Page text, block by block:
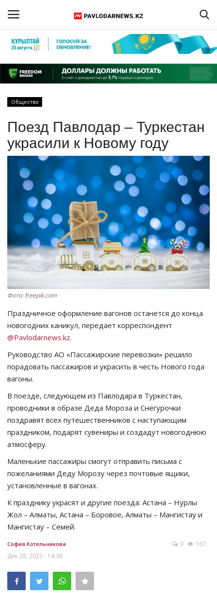
Регистрация
Главная
ПАВЛОДАРСКАЯ ОБЛАСТЬ
КАЗАХСТАН
МИР
СПЕЦПРОЕКТЫ
СПОРТ
Чек-лист
РАЗВЛЕЧЕНИЯ
OFFICIAL
Курултай
Язык
Қазақша
Общество
Поезд Павлодар – Туркестан
украсили к Новому году
Фото: freepik.com
Праздничное оформление вагонов останется до конца
новогодних каникул, передает корреспондент
@Pavlodarnews.kz.
Руководство АО «Пассажирские перевозки» решило
порадовать пассажиров и украсить в честь Нового года
вагоны.
В поезде, следующем из Павлодара в Туркестан,
проводники в образе Деда Мороза и Снегурочки
поздравят всех путешественников с наступающим
праздником, подарят сувениры и создадут новогоднюю
атмосферу.
Маленькие пассажиры смогут отправить письма с
пожеланиями Деду Морозу через почтовые ящики,
установленные в вагонах.
К празднику украсят и другие поезда: Астана – Нурлы
Жол – Алматы, Астана – Боровое, Алматы – Мангистау и
Мангистау – Семей.
София Котельникова
Дек 28, 2023 - 14:36
0 167